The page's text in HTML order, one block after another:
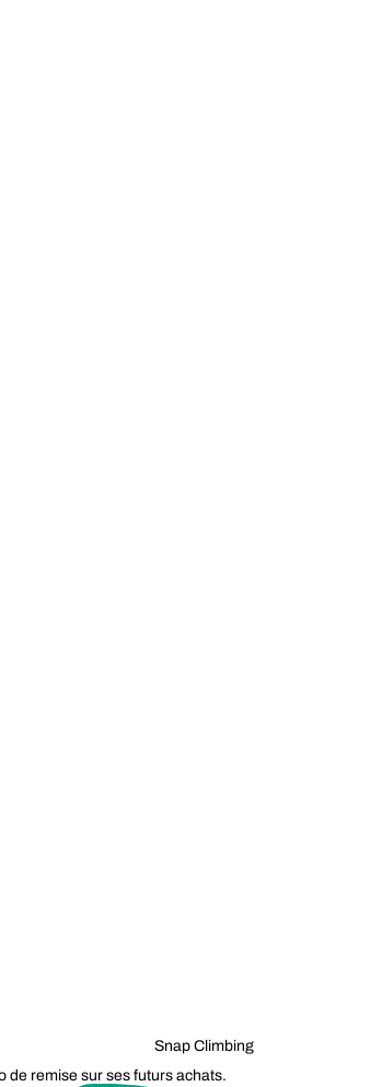
Snap Climbing
de remise sur ses futurs achats.